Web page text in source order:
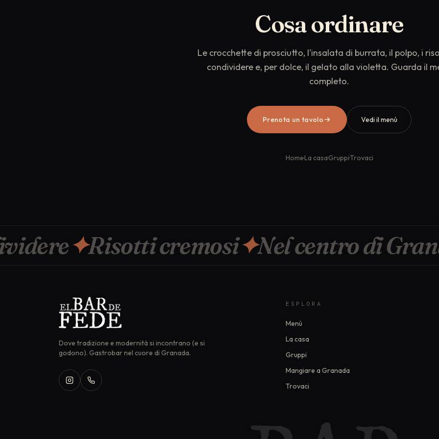
Cosa ordinare
Le crocchette di prosciutto, l'insalata di burrata, il polpo, i
condividere e, per dolce, il gelato alla violetta. Guarda il
completo.
Prenota un tavolo Vedi il menù
Home·La casa·Gruppi·Trovaci
✦Risotti cremosi✦Nel centro di
Dove tradizione e modernità si incontrano (e si
godono). Gastrobar nel cuore di Granada.
ESPLORA
Menù
La casa
Gruppi
Mangiare a Granada
Trovaci